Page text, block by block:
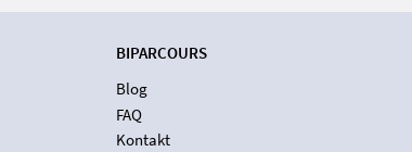
BIPARCOURS
Blog
FAQ
Kontakt